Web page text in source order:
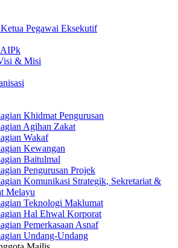
Pegawai Eksekutif
& Misi
Khidmat Pengurusan
Agihan Zakat
Wakaf
Kewangan
Baitulmal
Pengurusan Projek
Komunikasi Strategik, Sekretariat &
Melayu
Teknologi Maklumat
Hal Ehwal Korporat
Pemerkasaan Asnaf
Undang-Undang